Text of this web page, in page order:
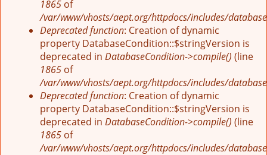
1865 of
/var/www/vhosts/aept.org/httpdocs/includes/
Deprecated function: Creation of dynamic
property DatabaseCondition::$stringVersion is
deprecated in DatabaseCondition->compile() (line
1865 of
/var/www/vhosts/aept.org/httpdocs/includes/
Deprecated function: Creation of dynamic
property DatabaseCondition::$stringVersion is
deprecated in DatabaseCondition->compile() (line
1865 of
/var/www/vhosts/aept.org/httpdocs/includes/